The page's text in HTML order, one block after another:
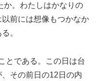
か。わたしはかなりの
前には想像もつかなか
。
とである。この日は台
その前日の12日の内